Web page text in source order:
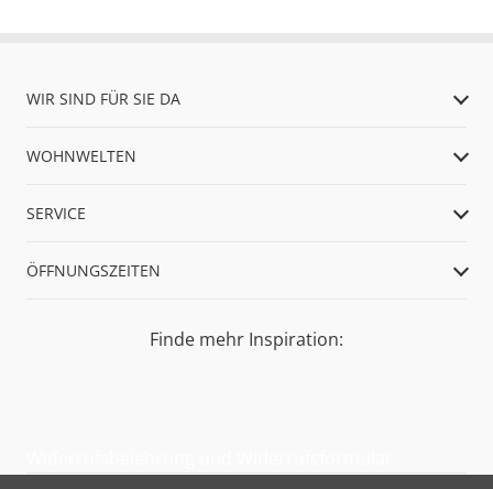
WIR SIND FÜR SIE DA
WOHNWELTEN
SERVICE
ÖFFNUNGSZEITEN
Finde mehr Inspiration: